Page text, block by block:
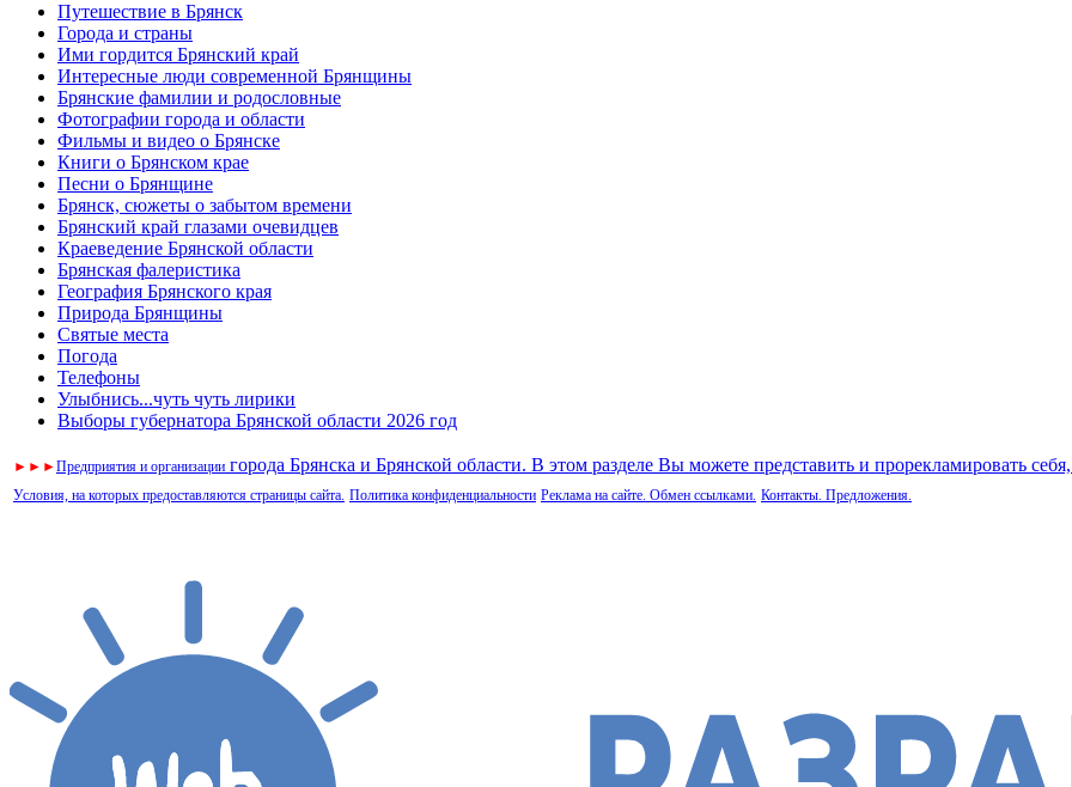
Путешествие в Брянск
Города и страны
Ими гордится Брянский край
Интересные люди современной Брянщины
Брянские фамилии и родословные
Фотографии города и области
Фильмы и видео о Брянске
Книги о Брянском крае
Песни о Брянщине
Брянск, сюжеты о забытом времени
Брянский край глазами очевидцев
Краеведение Брянской области
Брянская фалеристика
География Брянского края
Природа Брянщины
Святые места
Погода
Телефоны
Улыбнись...чуть чуть лирики
Выборы губернатора Брянской области 2026 год
► ► ►Предприятия и организации города Брянска и Брянской области. В этом разделе Вы можете представить и прорекламировать
Условия, на которых предоставляются страницы сайта. Политика конфиденциальности Реклама на сайте. Обмен ссылками. Контакты. Предложения.